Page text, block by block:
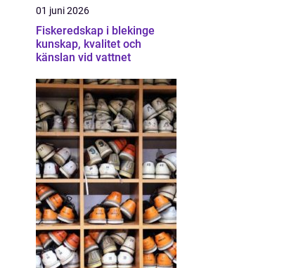
01 juni 2026
Fiskeredskap i blekinge
kunskap, kvalitet och
känslan vid vattnet